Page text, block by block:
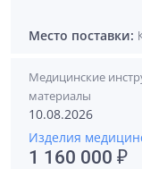
Место поставки:
Медицинские
материалы
10.08.2026
Изделия
1 160 000 ₽